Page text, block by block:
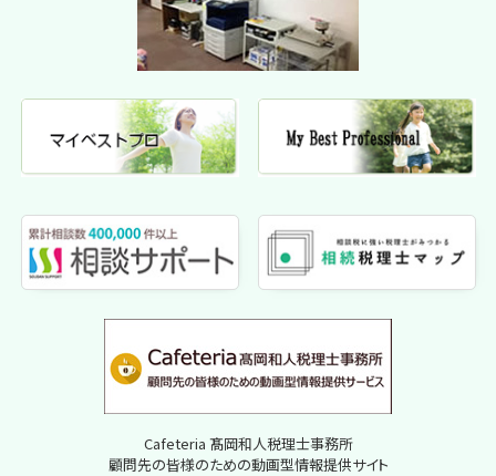
Cafeteria 髙岡和人税理士事務所
顧問先の皆様のための動画型情報提供サイト